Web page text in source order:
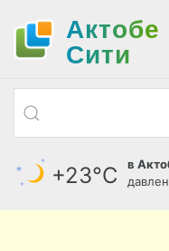
Актобе
Cити
+23°С в